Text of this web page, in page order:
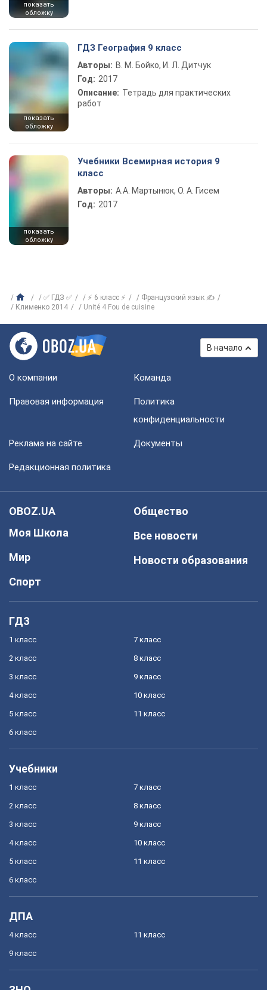
показать
обложку
показать
обложку
ГДЗ География 9 класс
Авторы: В. М. Бойко, И. Л. Дитчук
Год: 2017
Описание: Тетрадь для практических
работ
показать
обложку
Учебники Всемирная история 9
класс
Авторы: А.А. Мартынюк, О. А. Гисем
Год: 2017
✅ ГДЗ ✅ ⚡ 6 класс ⚡
Французский язык ✍
Клименко 2014
Unité 4 Fou de cuisine
В начало
О компании Команда
Правовая информация
Политика
конфиденциальности
Реклама на сайте Документы
Редакционная политика
OBOZ.UA
Моя Школа
Мир
Спорт
Общество
Все новости
Новости образования
ГДЗ
1 класс
2 класс
3 класс
4 класс
5 класс
6 класс
7 класс
8 класс
9 класс
10 класс
11 класс
Учебники
1 класс
2 класс
3 класс
4 класс
5 класс
6 класс
7 класс
8 класс
9 класс
10 класс
11 класс
ДПА
4 класс
9 класс
11 класс